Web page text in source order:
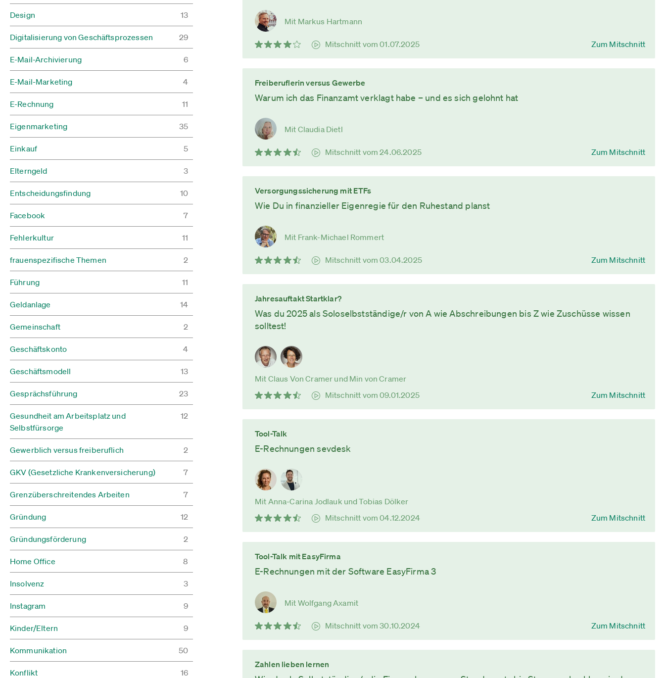
Design 13
Digitalisierung von Geschäftsprozessen 29
E-Mail-Archivierung 6
E-Mail-Marketing 4
E-Rechnung 11
Eigenmarketing 35
Einkauf 5
Elterngeld 3
Entscheidungsfindung 10
Facebook 7
Fehlerkultur 11
frauenspezifische Themen 2
Führung 11
Geldanlage 14
Gemeinschaft 2
Geschäftskonto 4
Geschäftsmodell 13
Gesprächsführung 23
Gesundheit am Arbeitsplatz und
Selbstfürsorge
12
Gewerblich versus freiberuflich 2
GKV (Gesetzliche Krankenversicherung) 7
Grenzüberschreitendes Arbeiten 7
Gründung 12
Gründungsförderung 2
Home Office 8
Insolvenz 3
Instagram 9
Kinder/Eltern 9
Kommunikation 50
Konflikt 16
Mit Markus Hartmann
Mitschnitt vom 01.07.2025 Zum Mitschnitt
Freiberuflerin versus Gewerbe
Warum ich das Finanzamt verklagt habe – und es sich gelohnt hat
Mit Claudia Dietl
Mitschnitt vom 24.06.2025 Zum Mitschnitt
Versorgungssicherung mit ETFs
Wie Du in finanzieller Eigenregie für den Ruhestand planst
Mit Frank-Michael Rommert
Mitschnitt vom 03.04.2025 Zum Mitschnitt
Jahresauftakt Startklar?
Was du 2025 als Soloselbstständige/r von A wie Abschreibungen bis Z wie Zuschüsse wissen
solltest!
Mit Claus Von Cramer und Min von Cramer
Mitschnitt vom 09.01.2025
Zum Mitschnitt
Tool-Talk
E-Rechnungen sevdesk
Mit Anna-Carina Jodlauk und Tobias Dölker
Mitschnitt vom 04.12.2024
Zum Mitschnitt
Tool-Talk mit EasyFirma
E-Rechnungen mit der Software EasyFirma 3
Mit Wolfgang Axamit
Mitschnitt vom 30.10.2024 Zum Mitschnitt
Zahlen lieben lernen